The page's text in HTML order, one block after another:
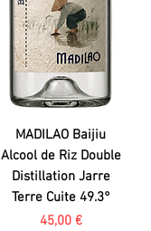
MADILAO Baijiu
Alcool de Riz Double
Distillation Jarre
Terre Cuite 49.3°
Prix
45,00 €